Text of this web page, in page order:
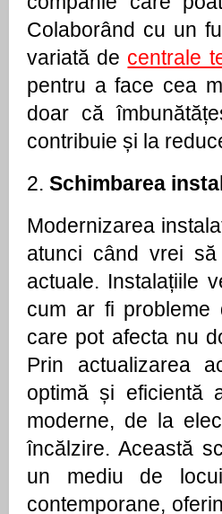
Colaborând cu un
variată de centrale
pentru a face cea
doar că
contribuie și la
2. Schimbarea
Modernizarea
atunci când vrei
actuale. Instalațiile
cum ar fi probleme
care pot afecta nu
Prin actualizarea
optimă și eficientă
moderne, de la
încălzire. Această
un mediu de
contemporane,